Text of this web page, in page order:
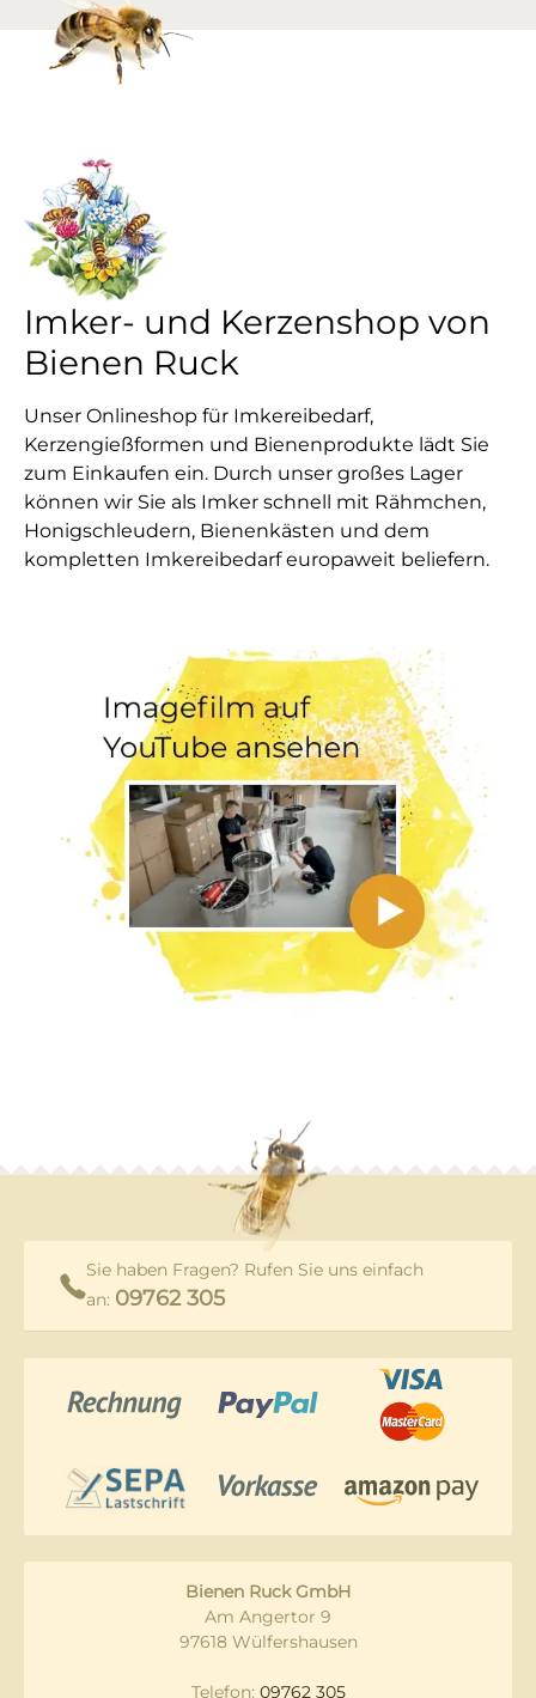
Imker- und Kerzenshop von
Bienen Ruck
Unser Onlineshop für Imkereibedarf,
Kerzengießformen und Bienenprodukte lädt Sie
zum Einkaufen ein. Durch unser großes Lager
können wir Sie als Imker schnell mit Rähmchen,
Honigschleudern, Bienenkästen und dem
kompletten Imkereibedarf europaweit beliefern.
Sie haben Fragen? Rufen Sie uns einfach
an: 09762 305
Bienen Ruck GmbH
Am Angertor 9
97618 Wülfershausen
Telefon: 09762 305